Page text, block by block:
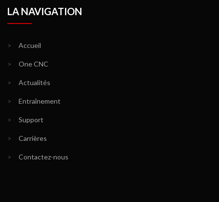
LA NAVIGATION
> Accueil
> One CNC
> Actualités
> Entraînement
> Support
> Carrières
> Contactez-nous